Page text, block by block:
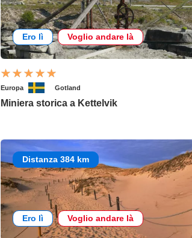
Ero lì Voglio andare là
Europa Gotland
Miniera storica a Kettelvik
Distanza 384 km
Ero lì Voglio andare là